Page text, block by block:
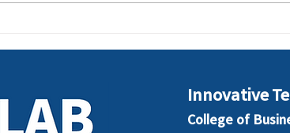
회, `AI실무능력 인증과정 수
Innovative
College of